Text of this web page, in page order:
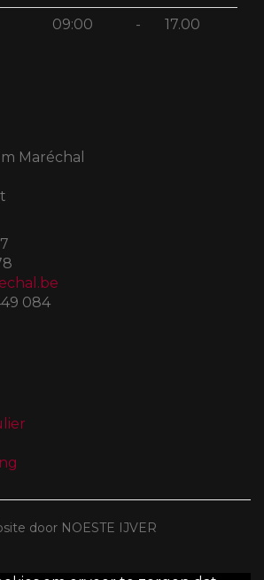
09:00 - 17.00
Maréchal
084
door NOESTE IJVER